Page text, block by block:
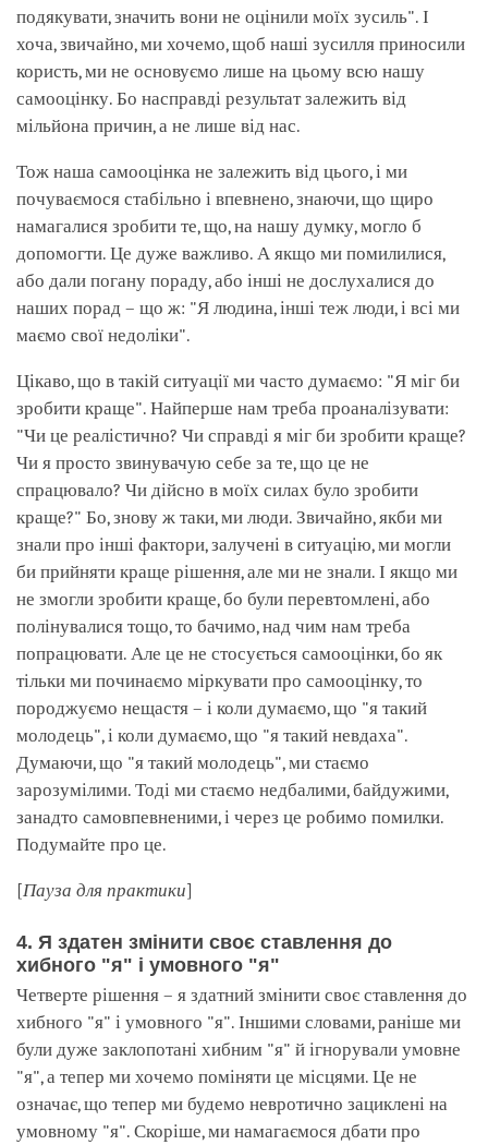
подякувати, значить вони не оцінили моїх зусиль". І
хоча, звичайно, ми хочемо, щоб наші зусилля приносили
користь, ми не основуємо лише на цьому всю нашу
самооцінку. Бо насправді результат залежить від
мільйона причин, а не лише від нас.
Тож наша самооцінка не залежить від цього, і ми
почуваємося стабільно і впевнено, знаючи, що щиро
намагалися зробити те, що, на нашу думку, могло б
допомогти. Це дуже важливо. А якщо ми помилилися,
або дали погану пораду, або інші не дослухалися до
наших порад – що ж: "Я людина, інші теж люди, і всі ми
маємо свої недоліки".
Цікаво, що в такій ситуації ми часто думаємо: "Я міг би
зробити краще". Найперше нам треба проаналізувати:
"Чи це реалістично? Чи справді я міг би зробити краще?
Чи я просто звинувачую себе за те, що це не
спрацювало? Чи дійсно в моїх силах було зробити
краще?" Бо, знову ж таки, ми люди. Звичайно, якби ми
знали про інші фактори, залучені в ситуацію, ми могли
би прийняти краще рішення, але ми не знали. І якщо ми
не змогли зробити краще, бо були перевтомлені, або
полінувалися тощо, то бачимо, над чим нам треба
попрацювати. Але це не стосується самооцінки, бо як
тільки ми починаємо міркувати про самооцінку, то
породжуємо нещастя – і коли думаємо, що "я такий
молодець", і коли думаємо, що "я такий невдаха".
Думаючи, що "я такий молодець", ми стаємо
зарозумілими. Тоді ми стаємо недбалими, байдужими,
занадто самовпевненими, і через це робимо помилки.
Подумайте про це.
[Пауза для практики]
4. Я здатен змінити своє ставлення до
хибного "я" і умовного "я"
Четверте рішення – я здатний змінити своє ставлення до
хибного "я" і умовного "я". Іншими словами, раніше ми
були дуже заклопотані хибним "я" й ігнорували умовне
"я", а тепер ми хочемо поміняти це місцями. Це не
означає, що тепер ми будемо невротично зациклені на
умовному "я". Скоріше, ми намагаємося дбати про